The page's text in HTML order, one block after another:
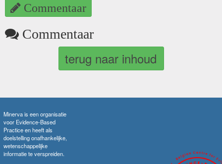
Commentaar
Commentaar
terug naar inhoud
Minerva is een organisatie
voor Evidence-Based
Practice en heeft als
doelstelling onafhankelijke,
wetenschappelijke
informatie te verspreiden.